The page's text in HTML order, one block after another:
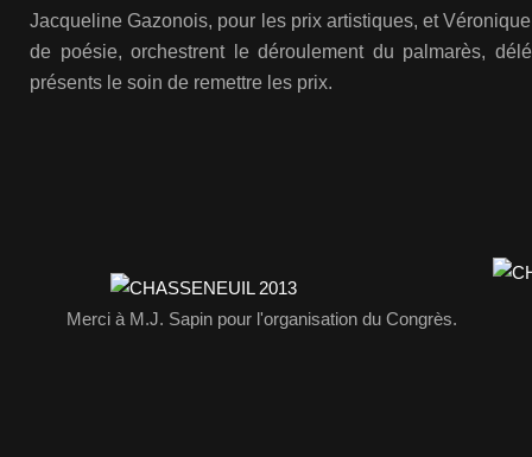
Jacqueline Gazonois, pour les prix artistiques, et
de poésie, orchestrent le déroulement du palmarès,
présents le soin de remettre les prix.
Merci à M.J. Sapin pour l'organisation du Congrès.